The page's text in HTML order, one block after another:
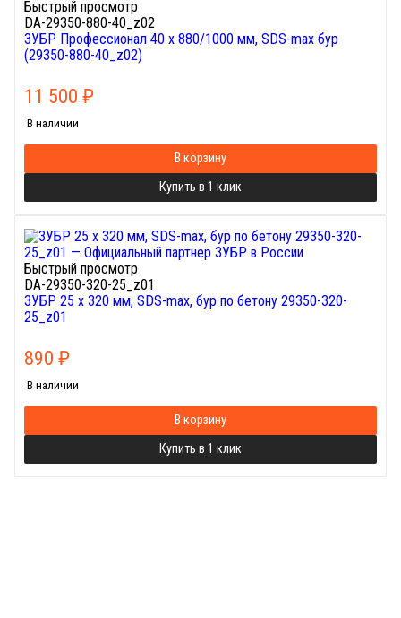
Быстрый просмотр
DA-29350-880-40_z02
ЗУБР Профессионал 40 x 880/1000 мм, SDS-max бур
(29350-880-40_z02)
11 500 ₽
В наличии
В корзину
Купить в 1 клик
Быстрый просмотр
DA-29350-320-25_z01
ЗУБР 25 x 320 мм, SDS-max, бур по бетону 29350-320-
25_z01
890 ₽
В наличии
В корзину
Купить в 1 клик